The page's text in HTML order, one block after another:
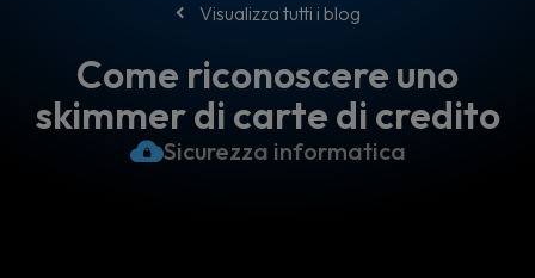
Visualizza tutti i blog
Come riconoscere uno
skimmer di carte di credito
Sicurezza informatica